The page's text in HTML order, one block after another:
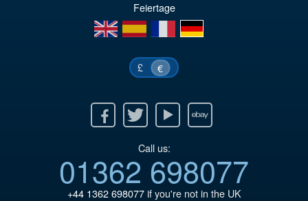
Feiertage
en
es fr de
£ €
Twitter Youtube Ebay
Call us:
01362 698077
+44 1362 698077if you're not in the UK